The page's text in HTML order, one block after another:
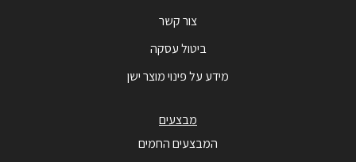
צור קשר
ביטול עסקה
מידע על פינוי מוצר ישן
מבצעים
המבצעים החמים